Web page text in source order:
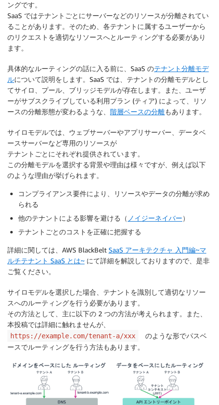
ングです。
SaaS ではテナントごとにサーバーなどのリソースが分離されてい
ることがあります。そのため、各テナントに属するユーザーから
のリクエストを適切なリソースへとルーティングする必要があり
ます。
具体的なルーティングの話に入る前に、SaaS のテナント分離モデ
ルについて説明をします。SaaS では、テナントの分離モデルとし
てサイロ、プール、ブリッジモデルが存在します。また、ユーザ
ーがサブスクライブしている利用プラン (ティア) によって、リソ
ースの分離形態が変わるような、 階層ベースの分離もあります。
サイロモデルでは、ウェブサーバーやアプリサーバー、データベ
ースサーバーなど専用のリソースが
テナントごとにそれぞれ提供されています。
この分離モデルを選択する背景や理由は様々ですが、例えば以下
のような理由が挙げられます。
コンプライアンス要件により、リソースやデータの分離が求め
られる
他のテナントによる影響を避ける（ ノイジーネイバー）
テナントごとのコストを正確に把握する
詳細に関しては、AWS BlackBelt SaaS アーキテクチャ 入門編~マ
ルチテナント SaaS とは~ にて詳細を解説しておりますので、是非
ご覧ください。
サイロモデルを選択した場合、テナントを識別して適切なリソー
スへのルーティングを行う必要があります。
その方法として、主に以下の 2 つの方法が考えられます。また、
本投稿では詳細に触れませんが、
https://example.com/tenant-a/xxx
のような形でパスベ
ースでルーティングを行う方法もあります。